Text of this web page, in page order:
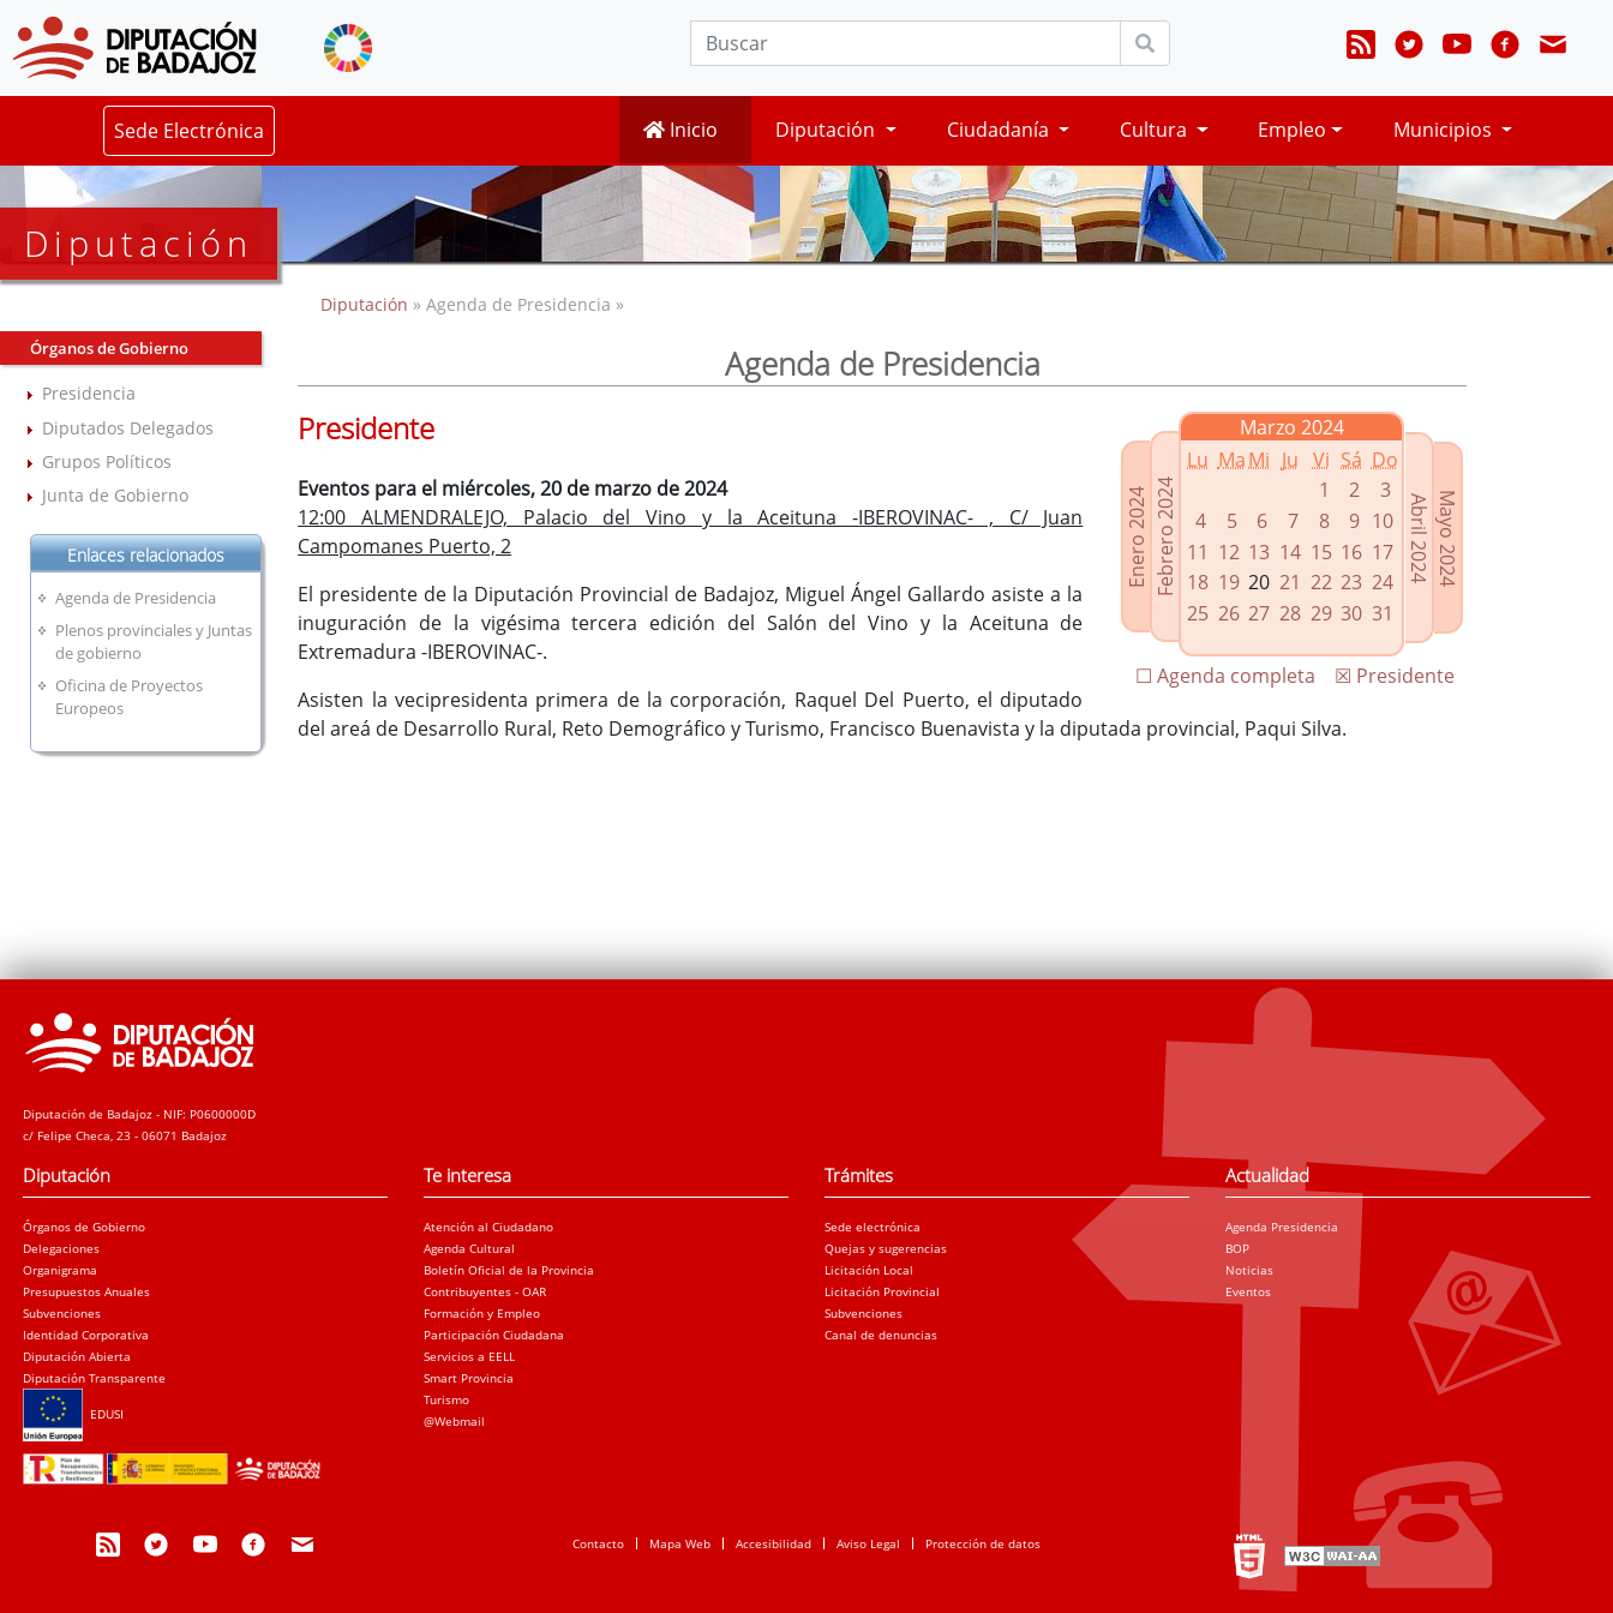
Sede Electrónica Inicio Diputación Ciudadanía Cultura Empleo Municipios
Diputación
Órganos de Gobierno
Presidencia
Diputados Delegados
Grupos Políticos
Junta de Gobierno
Enlaces relacionados
Agenda de Presidencia
Plenos provinciales y Juntas
de gobierno
Oficina de Proyectos
Europeos
Diputación » Agenda de Presidencia »
Agenda de Presidencia
Enero 2024Febrero 2024
Marzo 2024
Lu MaMi Ju Vi Sá Do
1
2
3
4
5 6 7 8 9 10
11 12 13 14 15 16 17
18 19 20 21 22 23 24
25 26 27 28 29 30 31
Mayo 2024
Abril 2024
☒ Presidente
☐ Agenda completa
Presidente
Eventos para el miércoles, 20 de marzo de 2024
12:00 ALMENDRALEJO, Palacio del Vino y la Aceituna -IBEROVINAC- , C/ Juan
Campomanes Puerto, 2
El presidente de la Diputación Provincial de Badajoz, Miguel Ángel Gallardo asiste a la
inuguración de la vigésima tercera edición del Salón del Vino y la Aceituna de
Extremadura -IBEROVINAC-.
Asisten la vecipresidenta primera de la corporación, Raquel Del Puerto, el diputado
del areá de Desarrollo Rural, Reto Demográfico y Turismo, Francisco Buenavista y la diputada provincial, Paqui Silva.
Diputación de Badajoz - NIF: P0600000D
c/ Felipe Checa, 23 - 06071 Badajoz
Diputación
Órganos de Gobierno
Delegaciones
Organigrama
Presupuestos Anuales
Subvenciones
Identidad Corporativa
Diputación Abierta
Diputación Transparente
EDUSI
Te interesa
Atención al Ciudadano
Agenda Cultural
Boletín Oficial de la Provincia
Contribuyentes - OAR
Formación y Empleo
Participación Ciudadana
Servicios a EELL
Smart Provincia
Turismo
@Webmail
Trámites
Sede electrónica
Quejas y sugerencias
Licitación Local
Licitación Provincial
Subvenciones
Canal de denuncias
Actualidad
Agenda Presidencia
BOP
Noticias
Eventos
Contacto Mapa Web Accesibilidad Aviso Legal Protección de datos